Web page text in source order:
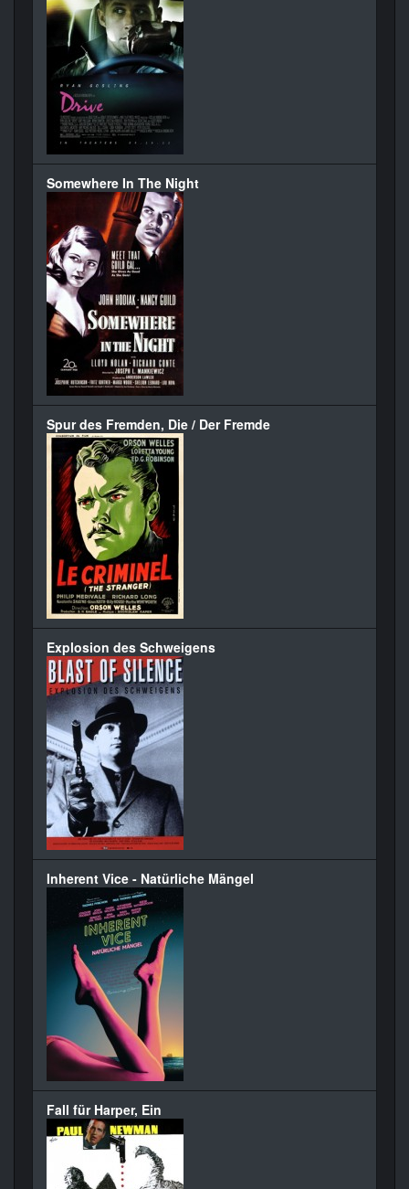
Somewhere In The Night
Spur des Fremden, Die / Der Fremde
Explosion des Schweigens
Inherent Vice - Natürliche Mängel
Fall für Harper, Ein